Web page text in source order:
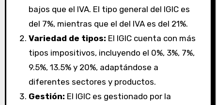
bajos que el IVA. El tipo general del IGIC es
del 7%, mientras que el del IVA es del 21%.
Variedad de tipos: El IGIC cuenta con más
tipos impositivos, incluyendo el 0%, 3%, 7%,
9.5%, 13.5% y 20%, adaptándose a
diferentes sectores y productos.
Gestión: El IGIC es gestionado por la